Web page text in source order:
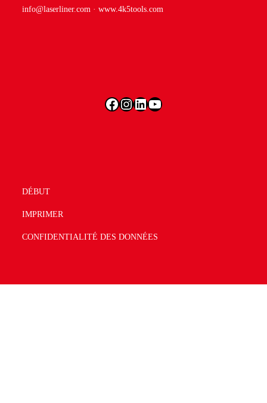
info@laserliner.com ·www.4k5tools.com
DÉBUT
IMPRIMER
CONFIDENTIALITÉ DES DONNÉES